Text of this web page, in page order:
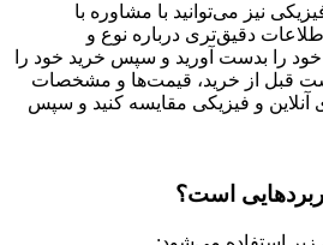
نیز می‌توانید با مشاوره با
دقیق‌تری درباره نوع و
را بدست آورید و سپس خرید خود را
است قبل از خرید، قیمت‌ها و مشخصات
و فیزیکی مقایسه کنید و سپس
است؟